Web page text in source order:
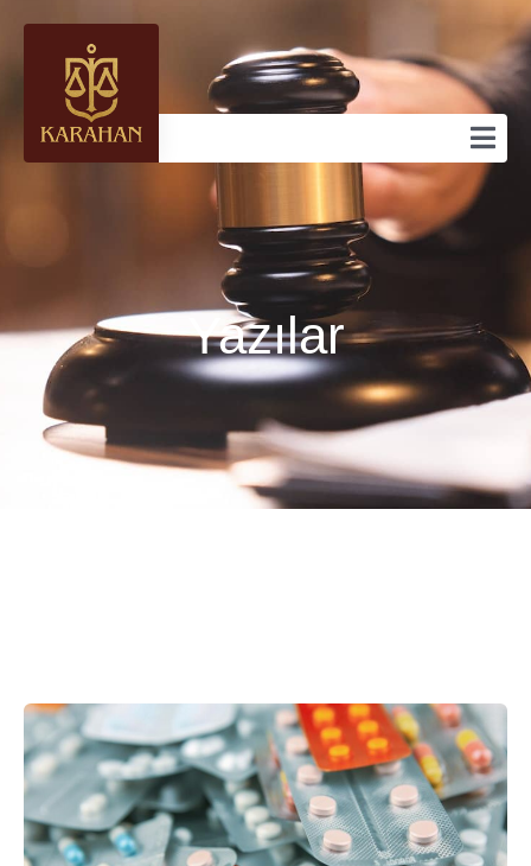
Yazılar